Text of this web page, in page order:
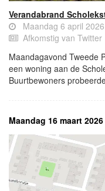
Verandabrand
Maandag 6 april
Afkomstig van Twitter
Maandagavond Tweede
een woning aan de
Buurtbewoners
Maandag 16 maart 2026